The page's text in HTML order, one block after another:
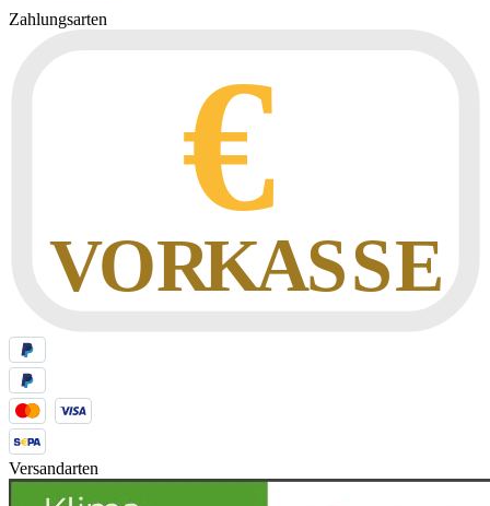
Zahlungsarten
Versandarten